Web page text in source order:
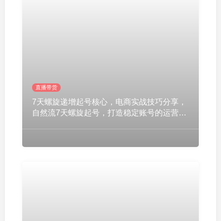
直播带货
7天螺旋递增起号核心，电商实战技巧分享，
自然流7天螺旋起号，打造稳定账号的运营技